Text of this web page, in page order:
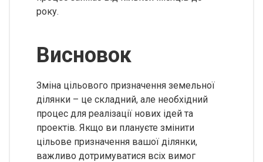
року.
Висновок
Зміна цільового призначення земельної
ділянки – це складний, але необхідний
процес для реалізації нових ідей та
проектів. Якщо ви плануєте змінити
цільове призначення вашої ділянки,
важливо дотримуватися всіх вимог